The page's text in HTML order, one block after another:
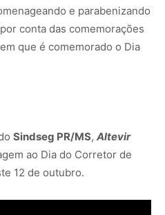
e parabenizando
conta das comemorações
que é comemorado o Dia
Sindseg PR/MS, Altevir
ao Dia do Corretor de
12 de outubro.